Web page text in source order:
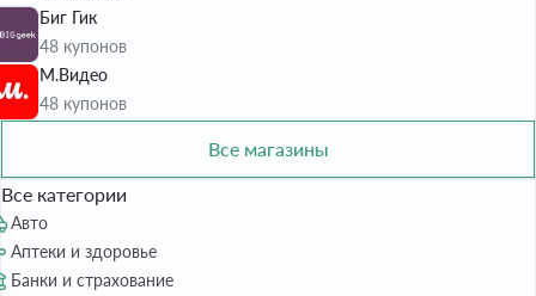
Биг Гик
48 купонов
М.Видео
48 купонов
Все магазины
Все категории
Авто
Аптеки и здоровье
Банки и страхование